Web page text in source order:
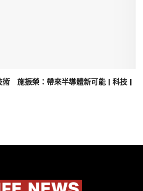
術 施振榮：帶來半導體新可能 | 科技 |